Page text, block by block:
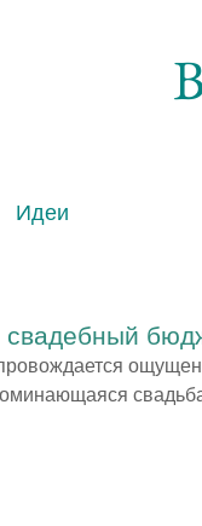
Идеи
свадебный